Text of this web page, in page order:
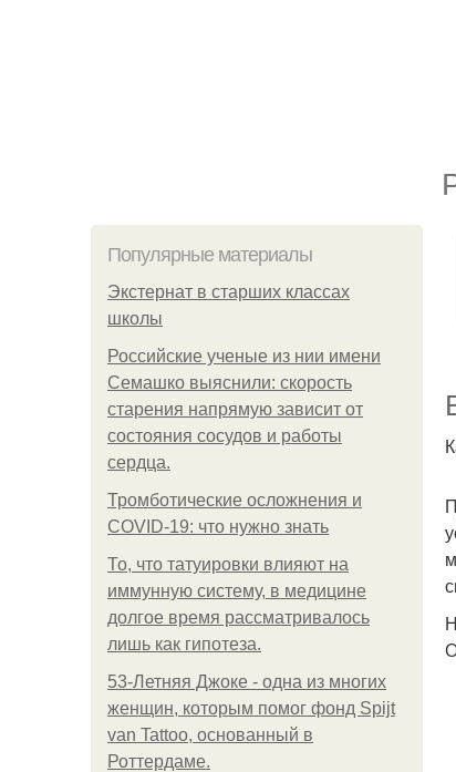
Популярные материалы
Экстернат в старших классах
школы
Российские ученые из нии имени
Семашко выяснили: скорость
старения напрямую зависит от
состояния сосудов и работы
сердца.
Тромботические осложнения и
COVID-19: что нужно знать
То, что татуировки влияют на
иммунную систему, в медицине
долгое время рассматривалось
лишь как гипотеза.
53-Летняя Джоке - одна из многих
женщин, которым помог фонд Spijt
van Tattoo, основанный в
Роттердаме.